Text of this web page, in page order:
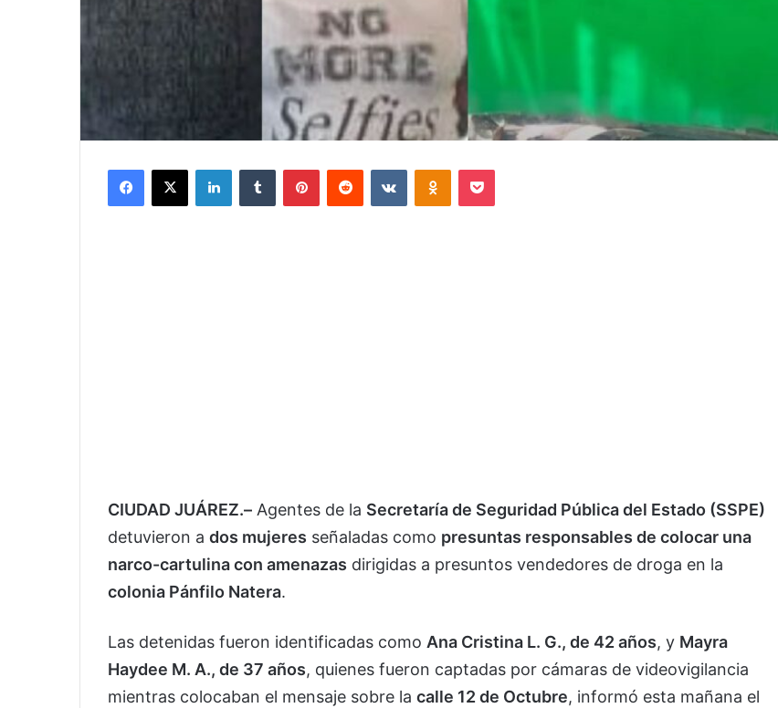
Facebook
X LinkedInTumblr PinterestReddit VKontakteOdnoklassniki
Pocket
CIUDAD JUÁREZ.– Agentes de la Secretaría de Seguridad Pública del Estado (SSPE)
detuvieron a dos mujeres señaladas como presuntas responsables de colocar una
narco-cartulina con amenazas dirigidas a presuntos vendedores de droga en la
colonia Pánfilo Natera.
Las detenidas fueron identificadas como Ana Cristina L. G., de 42 años, y Mayra
Haydee M. A., de 37 años, quienes fueron captadas por cámaras de videovigilancia
mientras colocaban el mensaje sobre la calle 12 de Octubre, informó esta mañana el